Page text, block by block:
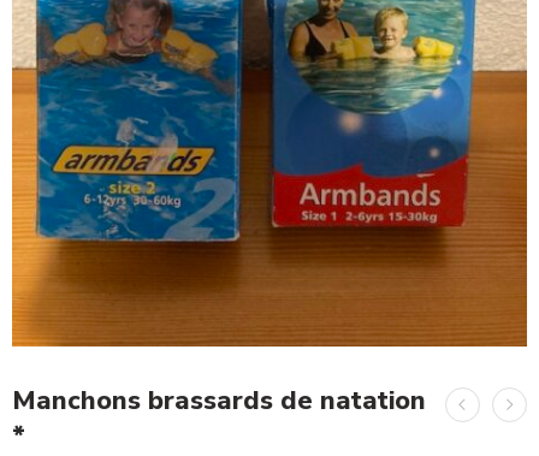
Manchons brassards de natation
*